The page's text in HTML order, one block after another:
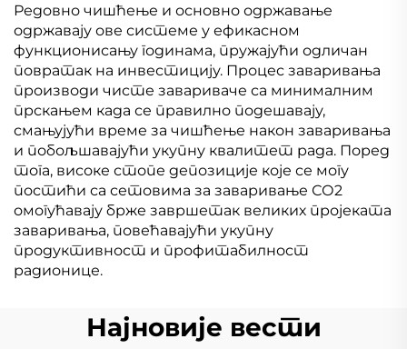
Редовно чишћење и основно одржавање
одржавају ове системе у ефикасном
функционисању годинама, пружајући одличан
повратак на инвестицију. Процес заваривања
производи чисте завариваче са минималним
прскањем када се правилно подешавају,
смањујући време за чишћење након заваривања
и побољшавајући укупну квалитет рада. Поред
тога, високе стопе депозиције које се могу
постићи са сетовима за заваривање СО2
омогућавају брже завршетак великих пројеката
заваривања, повећавајући укупну
продуктивност и профитабилност
радионице.
Најновије вести